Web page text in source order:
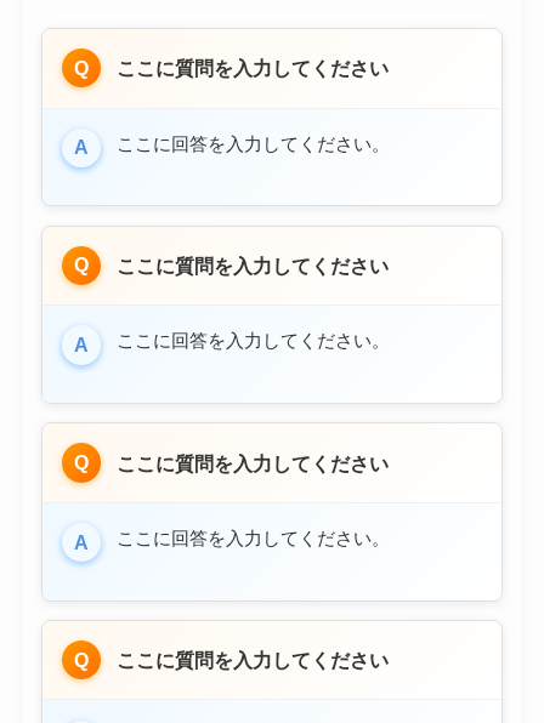
Q ここに質問を入力してください
A ここに回答を入力してください。
Q ここに質問を入力してください
A ここに回答を入力してください。
Q ここに質問を入力してください
A ここに回答を入力してください。
Q ここに質問を入力してください